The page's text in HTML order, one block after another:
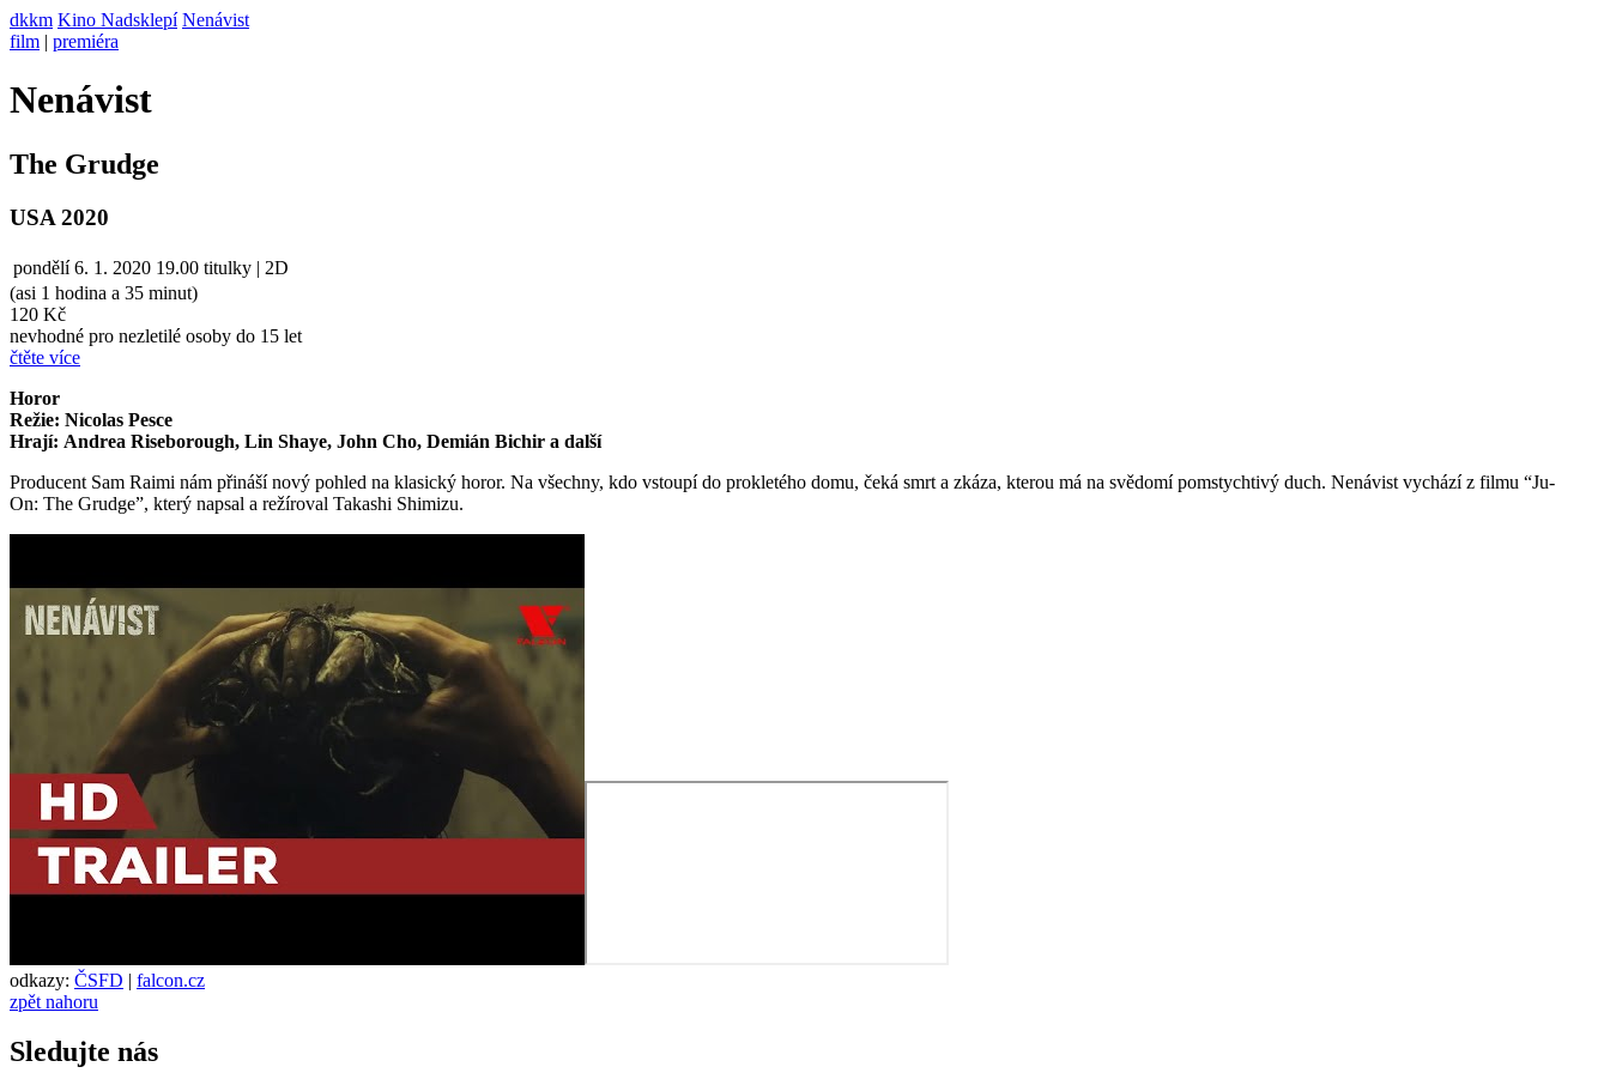
dkkm Kino Nadsklepí Nenávist
film | premiéra
Nenávist
The Grudge
USA 2020
pondělí 6. 1. 2020 19.00 titulky | 2D
(asi 1 hodina a 35 minut)
120 Kč
nevhodné pro nezletilé osoby do 15 let
čtěte více
Horor
Režie: Nicolas Pesce
Hrají: Andrea Riseborough, Lin Shaye, John Cho, Demián Bichir a další
Producent Sam Raimi nám přináší nový pohled na klasický horor. Na všechny, kdo vstoupí do prokletého domu, čeká smrt a zkáza, kterou má na svědomí pomstychtivý duch. Nenávist vychází z filmu “Ju-
On: The Grudge”, který napsal a režíroval Takashi Shimizu.
odkazy: ČSFD | falcon.cz
zpět nahoru
Sledujte nás